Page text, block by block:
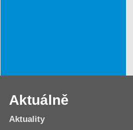
Aktuálně
Aktuality